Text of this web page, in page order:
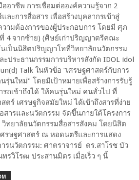
อาชีพ การเชื่อมต่อองค์ความรู้จาก 2
ละการสื่อสาร เพื่อสร้างบุคลากรเข้าสู่
ามต้องการของผู้ประกอบการ โดยมี ศุภ
4 จากซ้าย) (ศิษย์เก่าปริญญาตรีคณะ
เป็นนิสิตปริญญาโทที่วิทยาลัยนวัตกรรม
ประธานกรรมการบริหารสังกัด IDOL idol
Talk ในหัวข้อ “เศรษฐศาสตร์กับการ
รุ่นใหม่" โดยมีเป้าหมายเพื่อสร้างการรับรู้
รถเข้าถึงได้ ให้คนรุ่นใหม่ คนทั่วไป ที่
ตร์ เศรษฐกิจสมัยใหม่ ได้เข้าถึงสารที่ง่าย
ารและนวัตกรรม จัดขึ้นภายใต้โครงการ
วิทยาลัยนวัตกรรมสื่อสารสังคม โดยนิสิต
ศรษฐศาสตร์ ณ หอดนตรีและการแสดง
รนวัตกรรม: ศาตราจารย์ ดร.สาโรช บัว
รวิโรฒ ประสานมิตร เมื่อเร็ว ๆ นี้